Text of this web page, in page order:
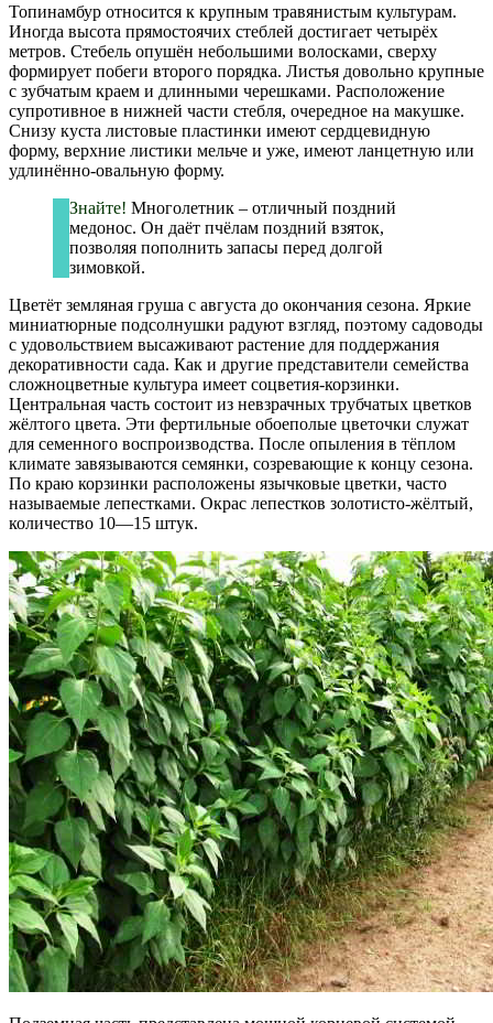
Топинамбур относится к крупным травянистым культурам.
Иногда высота прямостоячих стеблей достигает четырёх
метров. Стебель опушён небольшими волосками, сверху
формирует побеги второго порядка. Листья довольно крупные
с зубчатым краем и длинными черешками. Расположение
супротивное в нижней части стебля, очередное на макушке.
Снизу куста листовые пластинки имеют сердцевидную
форму, верхние листики мельче и уже, имеют ланцетную или
удлинённо-овальную форму.
Знайте! Многолетник – отличный поздний
медонос. Он даёт пчёлам поздний взяток,
позволяя пополнить запасы перед долгой
зимовкой.
Цветёт земляная груша с августа до окончания сезона. Яркие
миниатюрные подсолнушки радуют взгляд, поэтому садоводы
с удовольствием высаживают растение для поддержания
декоративности сада. Как и другие представители семейства
сложноцветные культура имеет соцветия-корзинки.
Центральная часть состоит из невзрачных трубчатых цветков
жёлтого цвета. Эти фертильные обоеполые цветочки служат
для семенного воспроизводства. После опыления в тёплом
климате завязываются семянки, созревающие к концу сезона.
По краю корзинки расположены язычковые цветки, часто
называемые лепестками. Окрас лепестков золотисто-жёлтый,
количество 10—15 штук.